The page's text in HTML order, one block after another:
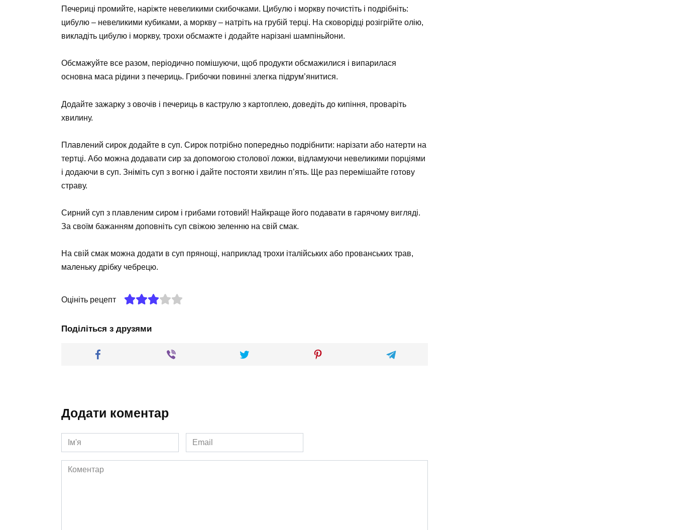
Печериці промийте, наріжте невеликими скибочками. Цибулю і моркву почистіть і подрібніть:
цибулю – невеликими кубиками, а моркву – натріть на грубій терці. На сковорідці розігрійте олію,
викладіть цибулю і моркву, трохи обсмажте і додайте нарізані шампіньйони.
Обсмажуйте все разом, періодично помішуючи, щоб продукти обсмажилися і випарилася
основна маса рідини з печериць. Грибочки повинні злегка підрум’янитися.
Додайте зажарку з овочів і печериць в каструлю з картоплею, доведіть до кипіння, проваріть
хвилину.
Плавлений сирок додайте в суп. Сирок потрібно попередньо подрібнити: нарізати або натерти на
тертці. Або можна додавати сир за допомогою столової ложки, відламуючи невеликими порціями
і додаючи в суп. Зніміть суп з вогню і дайте постояти хвилин п’ять. Ще раз перемішайте готову
страву.
Сирний суп з плавленим сиром і грибами готовий! Найкраще його подавати в гарячому вигляді.
За своїм бажанням доповніть суп свіжою зеленню на свій смак.
На свій смак можна додати в суп прянощі, наприклад трохи італійських або прованських трав,
маленьку дрібку чебрецю.
Оцініть рецепт
Поділіться з друзями
Додати коментар
Ім'я
*
Email
*
Коментар